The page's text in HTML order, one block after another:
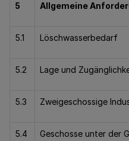
5 Allgemeine
5.1 Löschwasserbedarf
5.2 Lage und
5.3 Zweigeschossige
5.4 Geschosse unter der